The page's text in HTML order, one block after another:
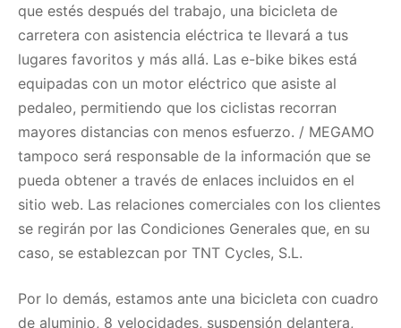
que estés después del trabajo, una bicicleta de
carretera con asistencia eléctrica te llevará a tus
lugares favoritos y más allá. Las e-bike bikes está
equipadas con un motor eléctrico que asiste al
pedaleo, permitiendo que los ciclistas recorran
mayores distancias con menos esfuerzo. / MEGAMO
tampoco será responsable de la información que se
pueda obtener a través de enlaces incluidos en el
sitio web. Las relaciones comerciales con los clientes
se regirán por las Condiciones Generales que, en su
caso, se establezcan por TNT Cycles, S.L.
Por lo demás, estamos ante una bicicleta con cuadro
de aluminio, 8 velocidades, suspensión delantera,